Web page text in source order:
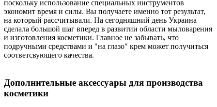
поскольку использование специальных инструментов
экономит время и силы. Вы получаете именно тот результат,
на который рассчитывали. На сегодняшний день Украина
сделала большой шаг вперед в развитии области мыловарения
и изготовления косметики. Главное не забывать, что
подручными средствами и "на глазо" крем может получиться
соответсвующего качества.
Дополнительные аксессуары для производства
косметики